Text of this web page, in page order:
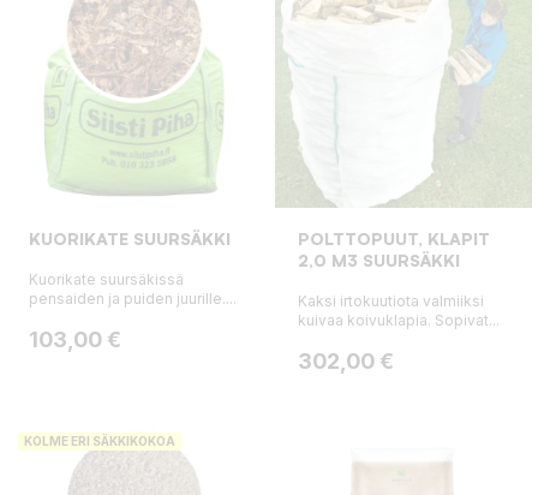
KUORIKATE SUURSÄKKI
Kuorikate suursäkissä
pensaiden ja puiden juurille....
Hinta
103,00 €
POLTTOPUUT, KLAPIT
2,0 M3 SUURSÄKKI
Kaksi irtokuutiota valmiiksi
kuivaa koivuklapia. Sopivat...
Hinta
302,00 €
KOLME ERI SÄKKIKOKOA